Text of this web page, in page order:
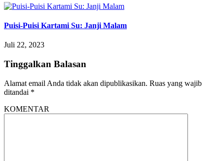
Puisi-Puisi Kartami Su: Janji Malam
Juli 22, 2023
Tinggalkan Balasan
Alamat email Anda tidak akan dipublikasikan. Ruas yang wajib
ditandai *
KOMENTAR